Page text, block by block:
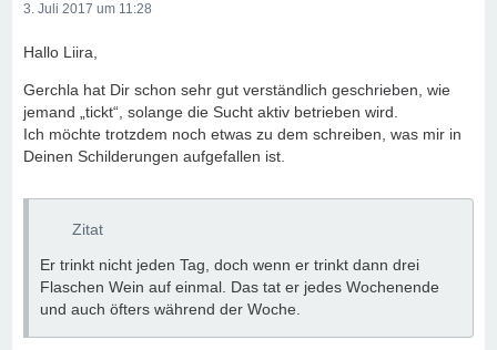
3. Juli 2017 um 11:28
Hallo Liira,
Gerchla hat Dir schon sehr gut verständlich geschrieben, wie
jemand „tickt“, solange die Sucht aktiv betrieben wird.
Ich möchte trotzdem noch etwas zu dem schreiben, was mir in
Deinen Schilderungen aufgefallen ist.
Zitat
Er trinkt nicht jeden Tag, doch wenn er trinkt dann drei
Flaschen Wein auf einmal. Das tat er jedes Wochenende
und auch öfters während der Woche.